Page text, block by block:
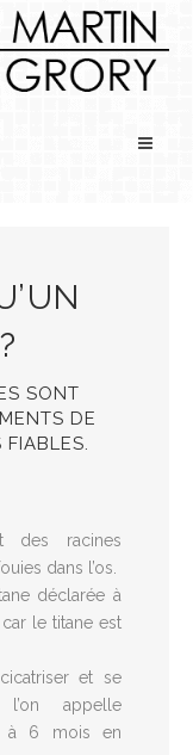
SONT
DE
FIABLES.
des racines
dans l’os.
déclarée à
le titane est
et se
appelle
à 6 mois en